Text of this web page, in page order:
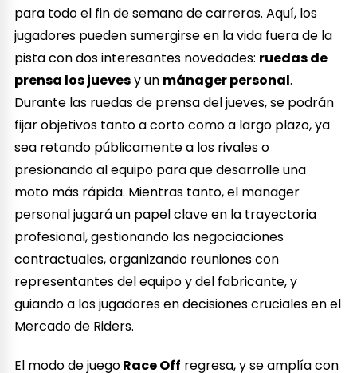
para todo el fin de semana de carreras. Aquí, los
jugadores pueden sumergirse en la vida fuera de la
pista con dos interesantes novedades: ruedas de
prensa los juevesy un mánager personal.
Durante las ruedas de prensa del jueves, se podrán
fijar objetivos tanto a corto como a largo plazo, ya
sea retando públicamente a los rivales o
presionando al equipo para que desarrolle una
moto más rápida. Mientras tanto, el manager
personal jugará un papel clave en la trayectoria
profesional, gestionando las negociaciones
contractuales, organizando reuniones con
representantes del equipo y del fabricante, y
guiando a los jugadores en decisiones cruciales en el
Mercado de Riders.
El modo de juegoRace Off regresa, y se amplía con